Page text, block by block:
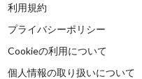
利用規約
プライバシーポリシー
Cookieの利用について
個人情報の取り扱いについて